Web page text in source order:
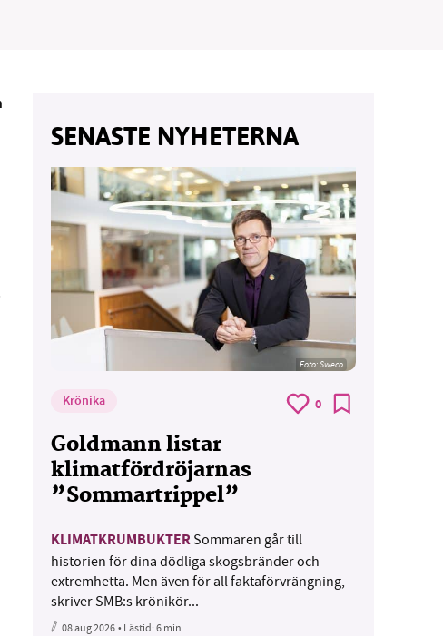
SENASTE NYHETERNA
Foto: Sweco
Krönika 0
Goldmann listar
klimatfördröjarnas
”Sommartrippel”
KLIMATKRUMBUKTERSommaren går till
historien för dina dödliga skogsbränder och
extremhetta. Men även för all faktaförvrängning,
skriver SMB:s krönikör...
08 aug 2026• Lästid:6 min
–